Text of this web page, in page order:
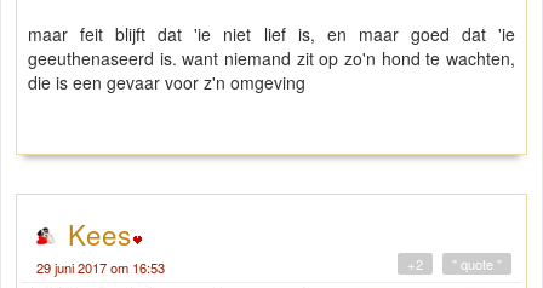
maar feit blijft dat 'ie niet lief is, en maar goed dat 'ie
geeuthenaseerd is. want niemand zit op zo'n hond te wachten,
die is een gevaar voor z'n omgeving
Kees
29 juni 2017 om 16:53 " quote "
+2